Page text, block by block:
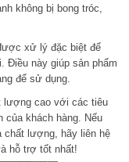
không bị bong tróc,
xử lý đặc biệt để
Điều này giúp sản phẩm
để sử dụng.
lượng cao với các tiêu
của khách hàng. Nếu
chất lượng, hãy liên hệ
hỗ trợ tốt nhất!